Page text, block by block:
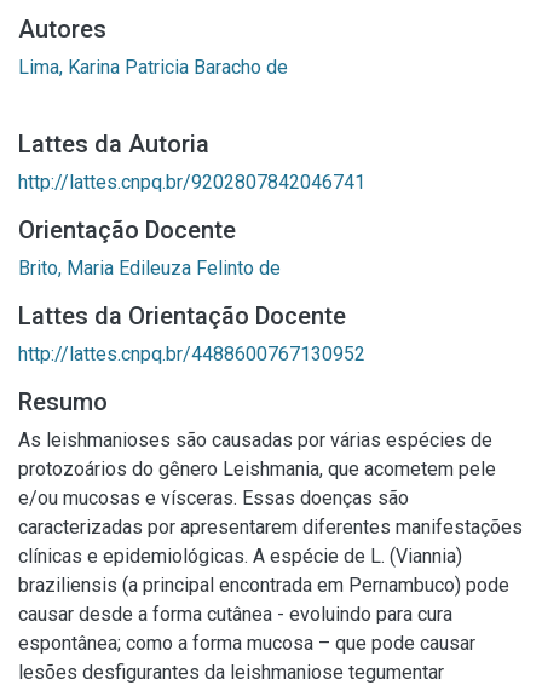
Autores
Lima, Karina Patricia Baracho de
Lattes da Autoria
http://lattes.cnpq.br/9202807842046741
Orientação Docente
Brito, Maria Edileuza Felinto de
Lattes da Orientação Docente
http://lattes.cnpq.br/4488600767130952
Resumo
As leishmanioses são causadas por várias espécies de
protozoários do gênero Leishmania, que acometem pele
e/ou mucosas e vísceras. Essas doenças são
caracterizadas por apresentarem diferentes manifestações
clínicas e epidemiológicas. A espécie de L. (Viannia)
braziliensis (a principal encontrada em Pernambuco) pode
causar desde a forma cutânea - evoluindo para cura
espontânea; como a forma mucosa – que pode causar
lesões desfigurantes da leishmaniose tegumentar